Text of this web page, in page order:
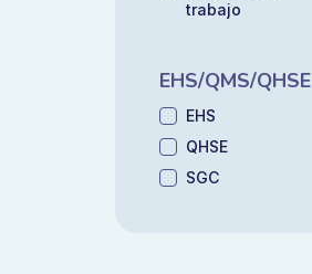
trabajo
EHS/QMS/QHSE
EHS
QHSE
SGC